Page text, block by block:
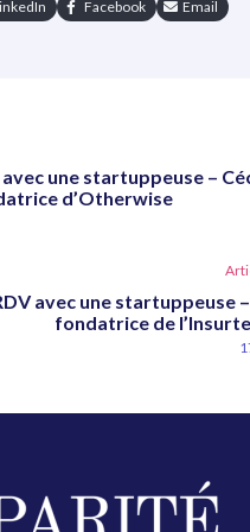
Facebook Email
une startuppeuse –
d’Otherwise
:
avec une startuppeuse
fondatrice de